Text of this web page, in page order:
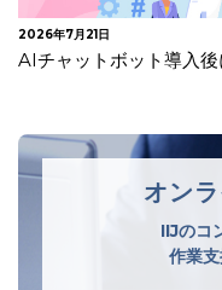
2026年7月21日
AIチャットボット導入
オン
IIJのコ
作業